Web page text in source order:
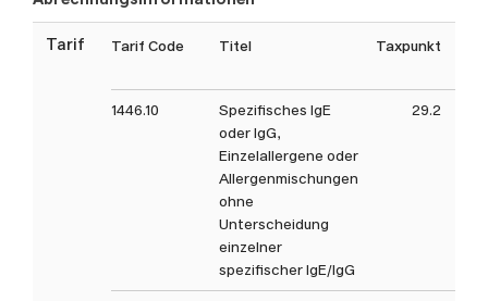
Tarif Tarif Code Titel Taxpunkt
1446.10
Spezifisches IgE
oder IgG,
Einzelallergene oder
Allergenmischungen
ohne
Unterscheidung
einzelner
spezifischer IgE/IgG
29.2